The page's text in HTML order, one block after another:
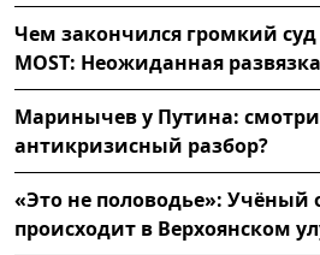
Чем закончился громкий
MOST: Неожиданная развязка
Маринычев у Путина:
антикризисный разбор?
«Это не половодье»: Учёный
происходит в Верхоянском